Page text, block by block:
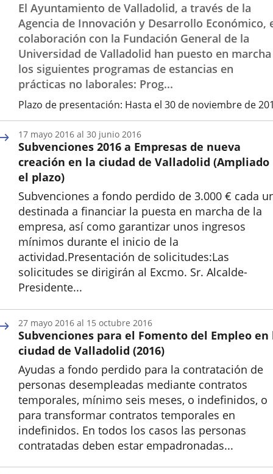
El Ayuntamiento de Valladolid, a través de la
Agencia de Innovación y Desarrollo Económico,
colaboración con la Fundación General de la
Universidad de Valladolid han puesto en marcha
los siguientes programas de estancias en
prácticas no laborales: Prog...
Plazo de presentación: Hasta el 30 de noviembre de
Subvenciones 2016 a Empresas de nueva
creación en la ciudad de Valladolid (Ampliado
el plazo)
Subvenciones a fondo perdido de 3.000 € cada
destinada a financiar la puesta en marcha de la
empresa, así como garantizar unos ingresos
mínimos durante el inicio de la
actividad.Presentación de solicitudes:Las
solicitudes se dirigirán al Excmo. Sr. Alcalde-
Presidente...
Inicio
17 mayo 2016 al 30 junio 2016
Subvenciones para el Fomento del Empleo en
ciudad de Valladolid (2016)
Ayudas a fondo perdido para la contratación de
personas desempleadas mediante contratos
temporales, mínimo seis meses, o indefinidos, o
para transformar contratos temporales en
indefinidos. En todos los casos las personas
contratadas deben estar empadronadas...
Inicio
27 mayo 2016 al 15 octubre 2016